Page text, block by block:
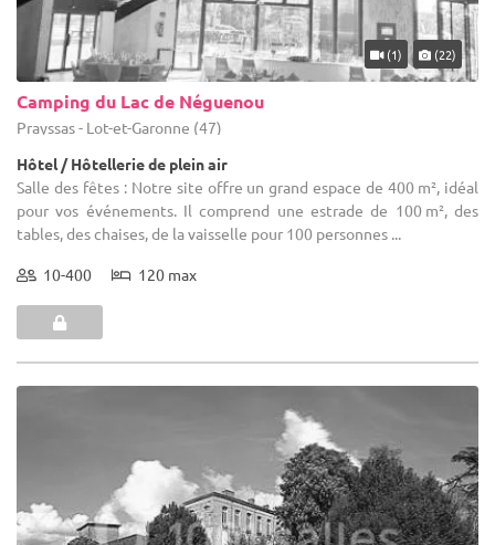
(1) (22)
Camping du Lac de Néguenou
Prayssas - Lot-et-Garonne (47)
Hôtel / Hôtellerie de plein air
Salle des fêtes : Notre site offre un grand espace de 400 m², idéal
pour vos événements. Il comprend une estrade de 100 m², des
tables, des chaises, de la vaisselle pour 100 personnes ...
10-400 120 max